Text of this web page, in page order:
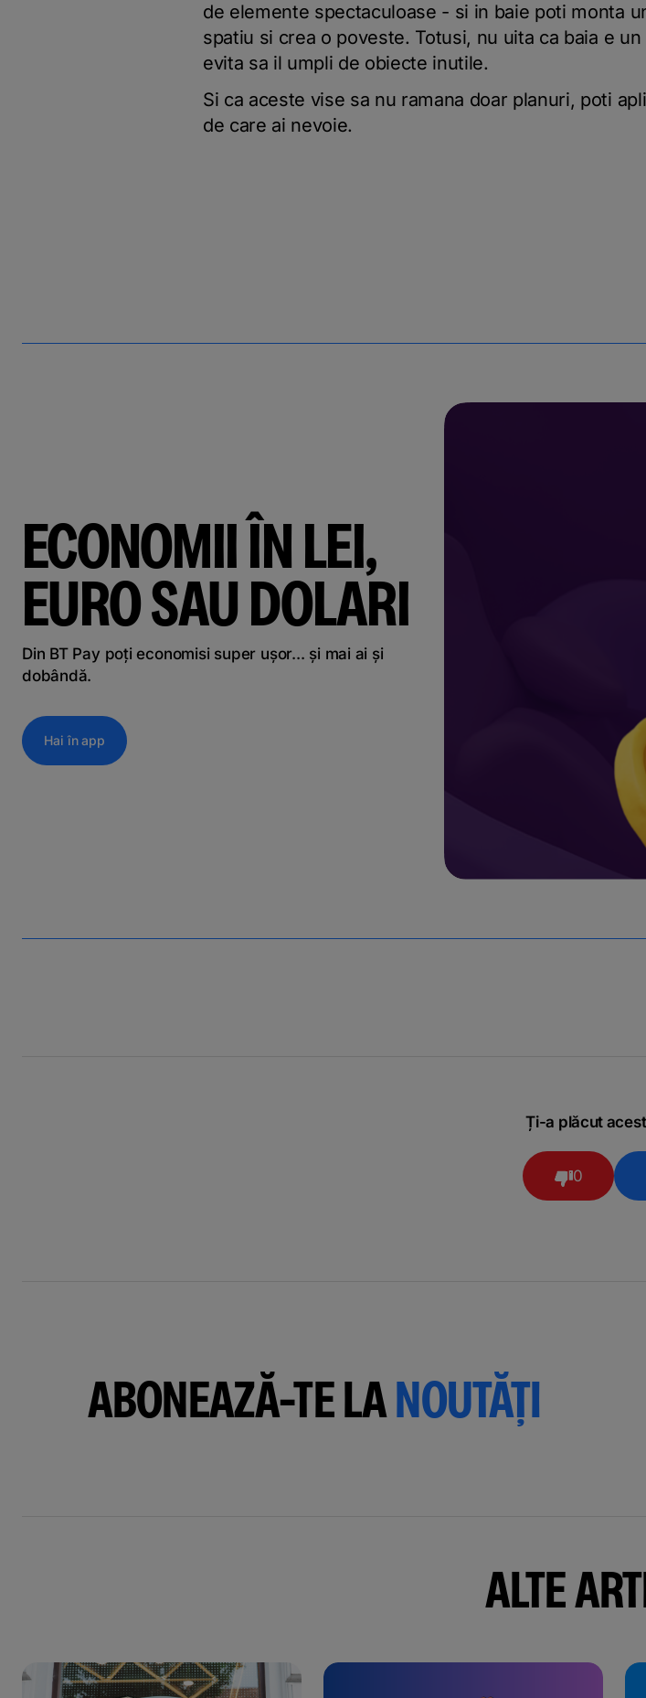
de elemente spectaculoase - si in baie poti monta
spatiu si crea o poveste. Totusi, nu uita ca baia e
evita sa il umpli de obiecte inutile.
Si ca aceste vise sa nu ramana doar planuri, poti
de care ai nevoie.
ECONOMII ÎN LEI,
EURO SAU DOLARI
Din BT Pay poți economisi super ușor... și mai ai și
dobândă.
Hai în app
Ți-a plăcut
0
ABONEAZĂ-TE LANOUTĂȚI
ALTE